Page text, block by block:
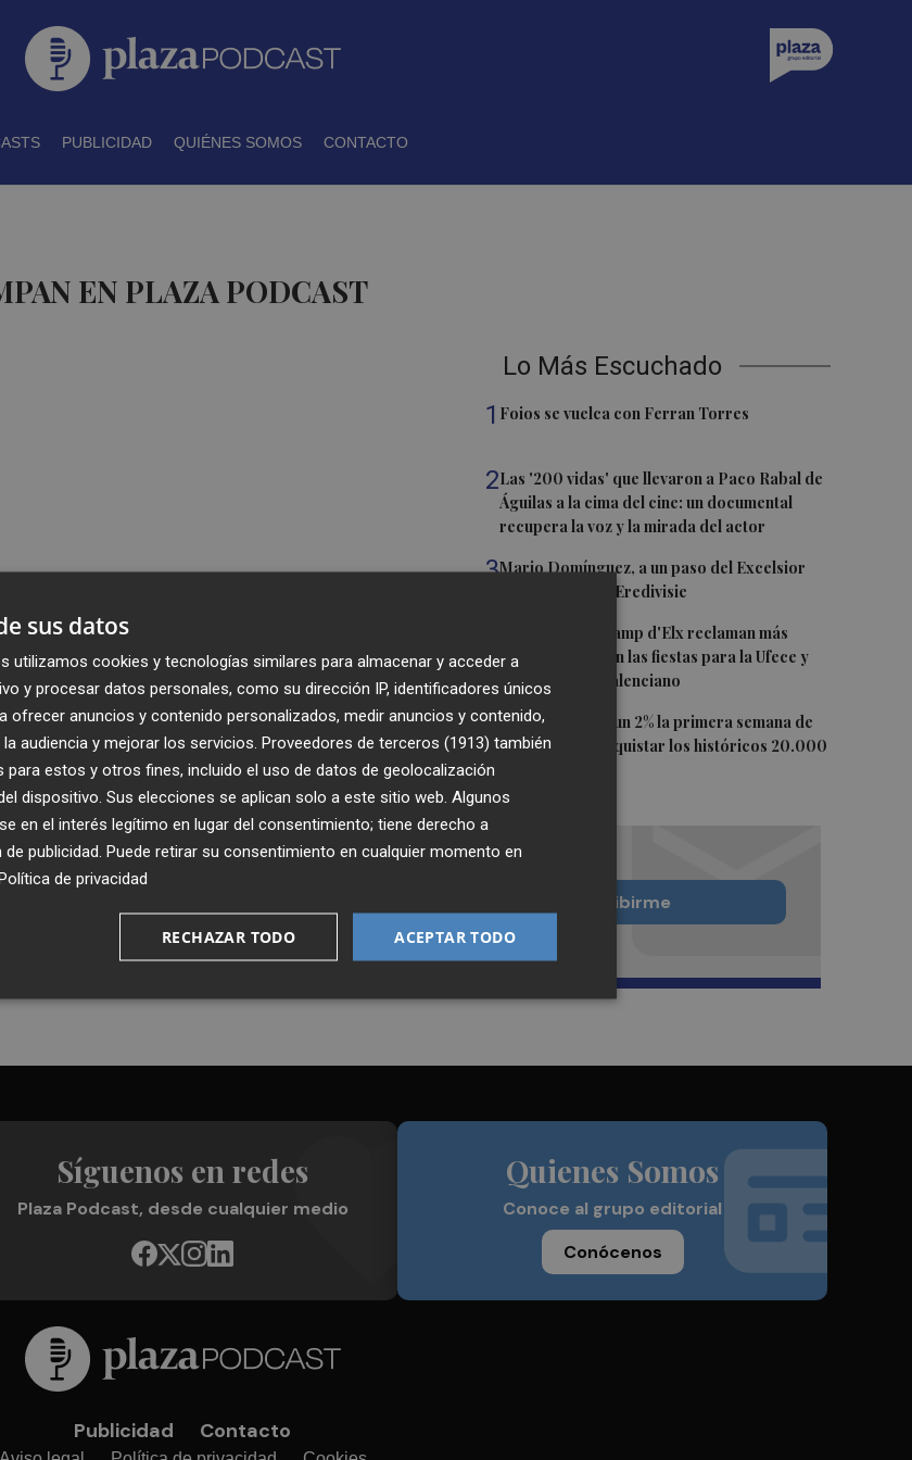
PUBLICIDAD QUIÉNES SOMOS CONTACTO
EN PLAZA PODCAST
Lo Más Escuchado
1 Foios se vuelca con Ferran Torres
2Las '200 vidas' que llevaron a Paco Rabal de
Águilas a la cima del cine: un documental
recupera la voz y la mirada del actor
3Mario Domínguez, a un paso del Excelsior
Róterdam de la Eredivisie
Entidades del Camp d'Elx reclaman más
protagonismo en las fiestas para la Ufece y
conciertos en valenciano
5El Ibex 35 sube un 2% la primera semana de
agosto tras conquistar los históricos 20.000
toda la actualidad de
Plaza Podcast en tu correo
Quiero suscribirme
Síguenos en redes
Plaza Podcast, desde cualquier medio
Quienes Somos
Conoce al grupo editorial
Conócenos
Publicidad Contacto
sus datos
utilizamos cookies y tecnologías similares para almacenar y acceder a
y procesar datos personales, como su dirección IP, identificadores únicos
ofrecer anuncios y contenido personalizados, medir anuncios y contenido,
audiencia y mejorar los servicios. Proveedores de terceros (1913) también
para estos y otros fines, incluido el uso de datos de geolocalización
dispositivo. Sus elecciones se aplican solo a este sitio web. Algunos
en el interés legítimo en lugar del consentimiento; tiene derecho a
publicidad . Puede retirar su consentimiento en cualquier momento en
de privacidad
ACEPTAR TODO
RECHAZAR TODO